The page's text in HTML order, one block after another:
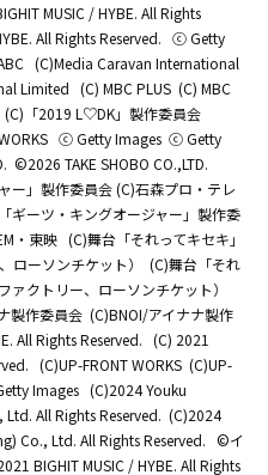
MUSIC / HYBE. All Rights
All Rights Reserved. ⓒ Getty
(C)Media Caravan International
Limited (C) MBC PLUS (C) MBC
(C)「2019 L♡DK」製作委員会
ⓒ Getty Images ⓒ Getty
©2026 TAKE SHOBO CO.,LTD.
ー」製作委員会 (C)石森プロ・テレ
ギーツ・キングオージャー」製作委
・東映 (C)舞台「それってキセキ」
ローソンチケット）
(C)舞台「それ
ァクトリー、ローソンチケット）
製作委員会 (C)BNOI/アイナナ製作
All Rights Reserved. (C) 2021
(C)UP-FRONT WORKS (C)UP-
Images (C)2024 Youku
All Rights Reserved. (C)2024
Co., Ltd. All Rights Reserved. ©イ
BIGHIT MUSIC / HYBE. All Rights